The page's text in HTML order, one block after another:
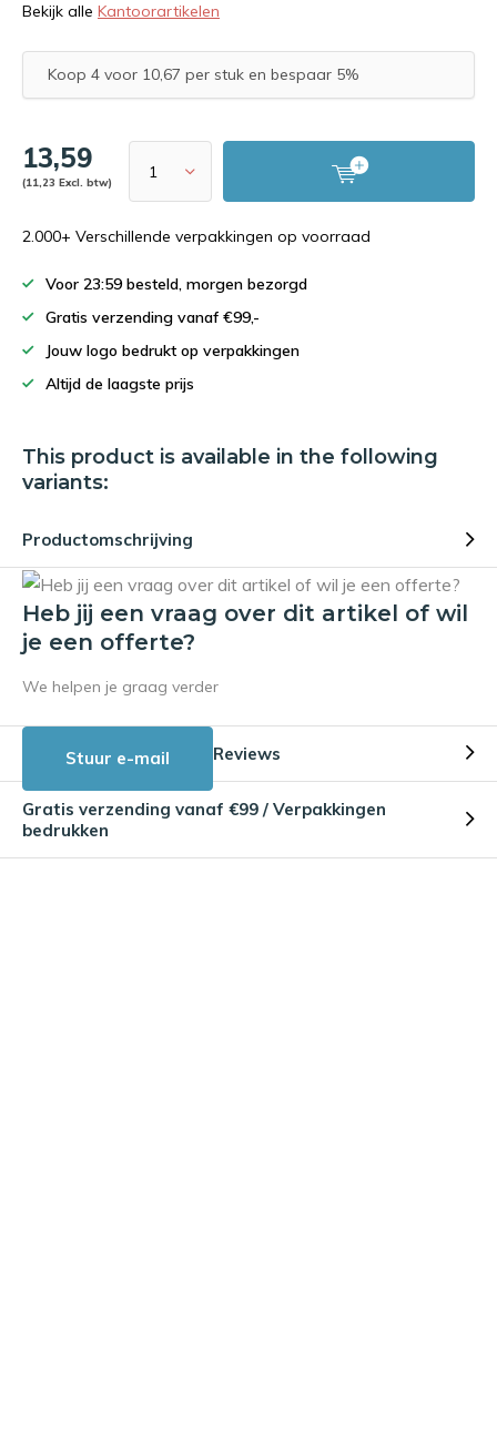
Bekijk alle Kantoorartikelen
Koop 4 voor 10,67 per stuk en bespaar 5%
13,59
(11,23 Excl. btw)
2.000+ Verschillende verpakkingen op voorraad
Voor 23:59 besteld, morgen bezorgd
Gratis verzending vanaf €99,-
Jouw logo bedrukt op verpakkingen
Altijd de laagste prijs
This product is available in the following
variants:
Productomschrijving
Heb jij een vraag over dit artikel of wil
je een offerte?
We helpen je graag verder
Stuur e-mail Reviews
Gratis verzending vanaf €99 / Verpakkingen
bedrukken